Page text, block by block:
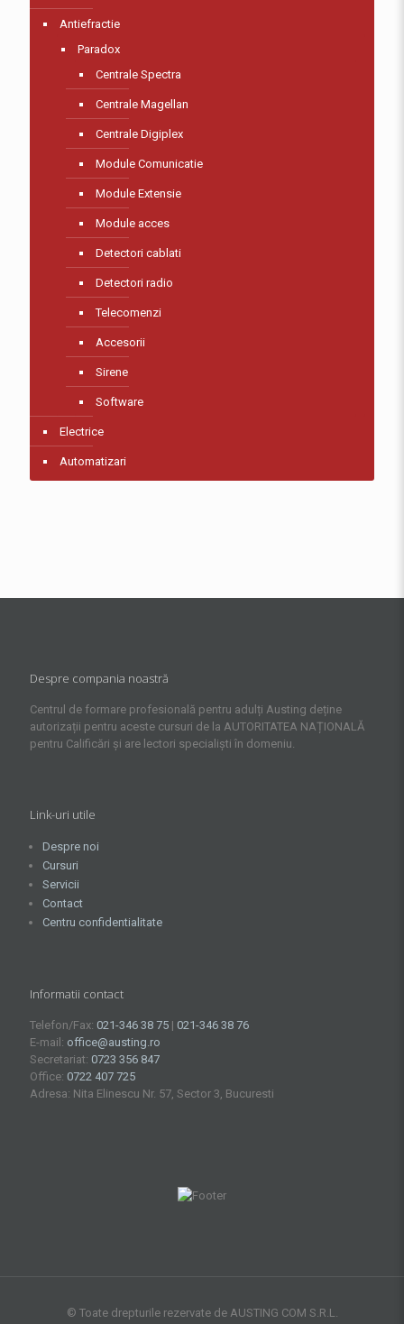
Antiefractie
Paradox
Centrale Spectra
Centrale Magellan
Centrale Digiplex
Module Comunicatie
Module Extensie
Module acces
Detectori cablati
Detectori radio
Telecomenzi
Accesorii
Sirene
Software
Electrice
Automatizari
Despre compania noastră
Centrul de formare profesională pentru adulți Austing deține
autorizații pentru aceste cursuri de la AUTORITATEA NAȚIONALĂ
pentru Calificări și are lectori specialiști în domeniu.
Link-uri utile
Despre noi
Cursuri
Servicii
Contact
Centru confidentialitate
Informatii contact
Telefon/Fax: 021-346 38 75 | 021-346 38 76
E-mail: office@austing.ro
Secretariat: 0723 356 847
Office: 0722 407 725
Adresa: Nita Elinescu Nr. 57, Sector 3, Bucuresti
© Toate drepturile rezervate de AUSTING COM S.R.L.